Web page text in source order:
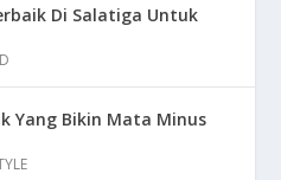
Di Salatiga Untuk
Yang Bikin Mata Minus